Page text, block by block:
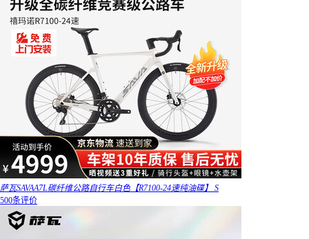
萨瓦SAVAA7L碳纤维公路自行车白色【R7100-24速纯油碟】 S
500条评价